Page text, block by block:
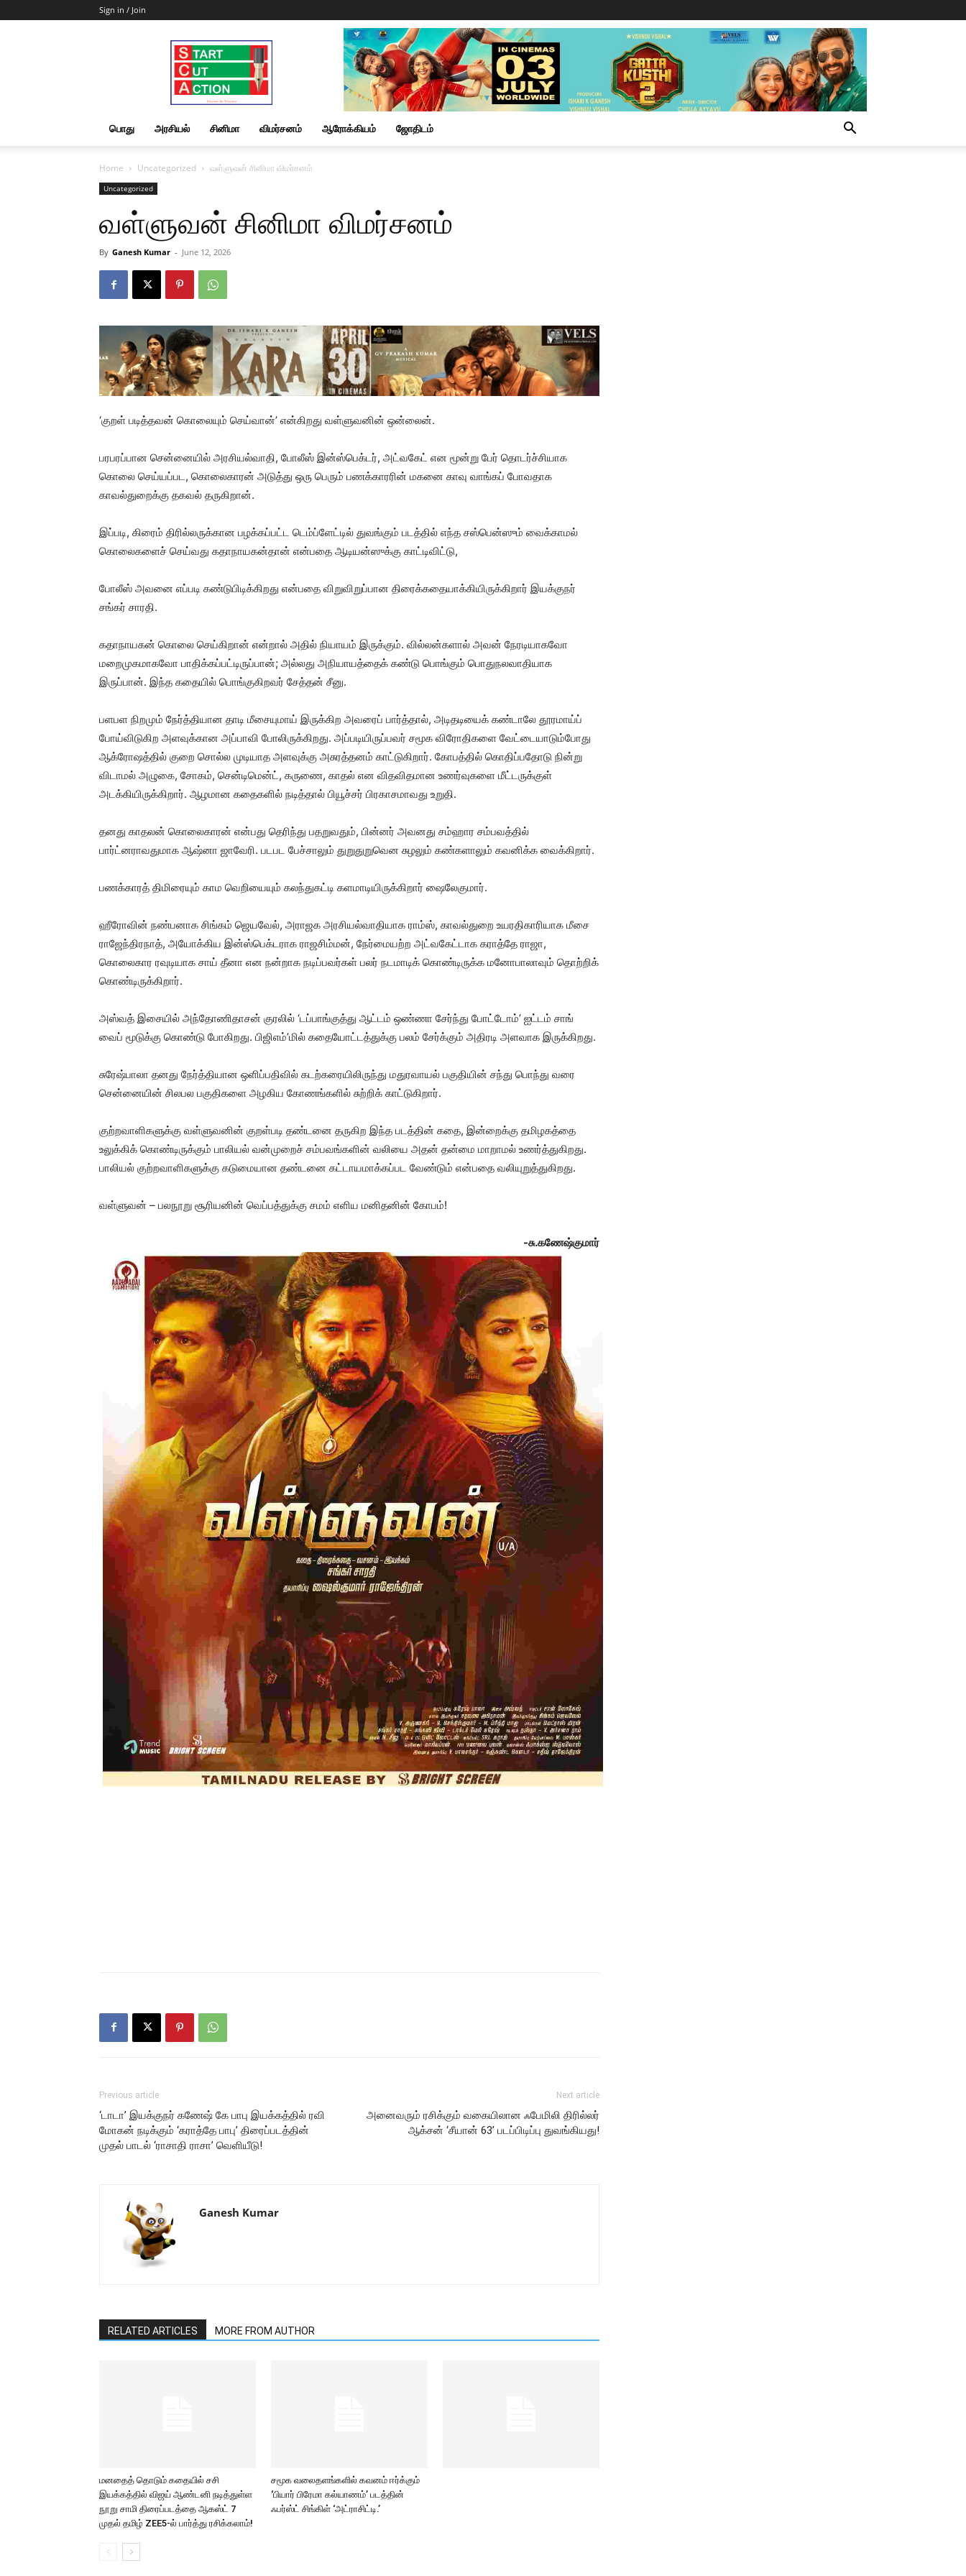
Sign in / Join
Start
Cut
Action
|
News
&
பொது அரசியல் சினிமா விமர்சனம் ஆரோக்கியம் ஜோதிடம்
Home Uncategorized வள்ளுவன் சினிமா விமர்சனம்
Uncategorized
வள்ளுவன் சினிமா விமர்சனம்
By Ganesh Kumar - June 12, 2026
‘குறள் படித்தவன் கொலையும் செய்வான்’ என்கிறது வள்ளுவனின் ஒன்லைன்.
பரபரப்பான சென்னையில் அரசியல்வாதி, போலீஸ் இன்ஸ்பெக்டர், அட்வகேட் என மூன்று பேர் தொடர்ச்சியாக
கொலை செய்யப்பட, கொலைகாரன் அடுத்து ஒரு பெரும் பணக்காரரின் மகனை காவு வாங்கப் போவதாக
காவல்துறைக்கு தகவல் தருகிறான்.
இப்படி, கிரைம் திரில்லருக்கான பழக்கப்பட்ட டெம்ப்ளேட்டில் துவங்கும் படத்தில் எந்த சஸ்பென்ஸும் வைக்காமல்
கொலைகளைச் செய்வது கதாநாயகன்தான் என்பதை ஆடியன்ஸுக்கு காட்டிவிட்டு,
போலீஸ் அவனை எப்படி கண்டுபிடிக்கிறது என்பதை விறுவிறுப்பான திரைக்கதையாக்கியிருக்கிறார் இயக்குநர்
சங்கர் சாரதி.
கதாநாயகன் கொலை செய்கிறான் என்றால் அதில் நியாயம் இருக்கும். வில்லன்களால் அவன் நேரடியாகவோ
மறைமுகமாகவோ பாதிக்கப்பட்டிருப்பான்; அல்லது அநியாயத்தைக் கண்டு பொங்கும் பொதுநலவாதியாக
இருப்பான். இந்த கதையில் பொங்குகிறவர் சேத்தன் சீனு.
பளபள நிறமும் நேர்த்தியான தாடி மீசையுமாய் இருக்கிற அவரைப் பார்த்தால், அடிதடியைக் கண்டாலே தூரமாய்ப்
போய்விடுகிற அளவுக்கான அப்பாவி போலிருக்கிறது. அப்படியிருப்பவர் சமூக விரோதிகளை வேட்டையாடும்போது
ஆக்ரோஷத்தில் குறை சொல்ல முடியாத அளவுக்கு அசுரத்தனம் காட்டுகிறார். கோபத்தில் கொதிப்பதோடு நின்று
விடாமல் அழுகை, சோகம், சென்டிமென்ட், கருணை, காதல் என விதவிதமான உணர்வுகளை மீட்டருக்குள்
அடக்கியிருக்கிறார். ஆழமான கதைகளில் நடித்தால் பியூச்சர் பிரகாசமாவது உறுதி.
தனது காதலன் கொலைகாரன் என்பது தெரிந்து பதறுவதும், பின்னர் அவனது சம்ஹார சம்பவத்தில்
பார்ட்னராவதுமாக ஆஷ்னா ஜாவேரி. படபட பேச்சாலும் துறுதுறுவென சுழலும் கண்களாலும் கவனிக்க வைக்கிறார்.
பணக்காரத் திமிரையும் காம வெறியையும் கலந்துகட்டி களமாடியிருக்கிறார் ஷைலேகுமார்.
ஹீரோவின் நண்பனாக சிங்கம் ஜெயவேல், அராஜக அரசியல்வாதியாக ராம்ஸ், காவல்துறை உயரதிகாரியாக மீசை
ராஜேந்திரநாத், அயோக்கிய இன்ஸ்பெக்டராக ராஜசிம்மன், நேர்மையற்ற அட்வகேட்டாக கராத்தே ராஜா,
கொலைகார ரவுடியாக சாய் தீனா என நன்றாக நடிப்பவர்கள் பலர் நடமாடிக் கொண்டிருக்க மனோபாலாவும் தொற்றிக்
கொண்டிருக்கிறார்.
அஸ்வத் இசையில் அந்தோணிதாசன் குரலில் ‘டப்பாங்குத்து ஆட்டம் ஒண்ணா சேர்ந்து போட்டோம்’ ஐட்டம் சாங்
வைப் மூடுக்கு கொண்டு போகிறது. பிஜிஎம்’மில் கதையோட்டத்துக்கு பலம் சேர்க்கும் அதிரடி அளவாக இருக்கிறது.
சுரேஷ்பாலா தனது நேர்த்தியான ஒளிப்பதிவில் கடற்கரையிலிருந்து மதுரவாயல் பகுதியின் சந்து பொந்து வரை
சென்னையின் சிலபல பகுதிகளை அழகிய கோணங்களில் சுற்றிக் காட்டுகிறார்.
குற்றவாளிகளுக்கு வள்ளுவனின் குறள்படி தண்டனை தருகிற இந்த படத்தின் கதை, இன்றைக்கு தமிழகத்தை
உலுக்கிக் கொண்டிருக்கும் பாலியல் வன்முறைச் சம்பவங்களின் வலியை அதன் தன்மை மாறாமல் உணர்த்துகிறது.
பாலியல் குற்றவாளிகளுக்கு கடுமையான தண்டனை கட்டாயமாக்கப்பட வேண்டும் என்பதை வலியுறுத்துகிறது.
வள்ளுவன் – பலநூறு சூரியனின் வெப்பத்துக்கு சமம் எளிய மனிதனின் கோபம்!
-சு.கணேஷ்குமார்
Previous article
‘டாடா’ இயக்குநர் கணேஷ் கே பாபு இயக்கத்தில் ரவி
மோகன் நடிக்கும் ‘கராத்தே பாபு’ திரைப்படத்தின்
முதல் பாடல் ‘ராசாதி ராசா’ வெளியீடு!
Next article
அனைவரும் ரசிக்கும் வகையிலான ஃபேமிலி திரில்லர்
ஆக்சன் ‘சீயான் 63’ படப்பிடிப்பு துவங்கியது!
Ganesh Kumar
RELATED ARTICLES MORE FROM AUTHOR
மனதைத் தொடும் கதையில் சசி
இயக்கத்தில் விஜய் ஆண்டனி நடித்துள்ள
நூறு சாமி திரைப்படத்தை ஆகஸ்ட் 7
முதல் தமிழ் ZEE5-ல் பார்த்து ரசிக்கலாம்!
சமூக வலைதளங்களில் கவனம் ஈர்க்கும்
‘பியார் பிரேமா கல்யாணம்’ படத்தின்
ஃபர்ஸ்ட் சிங்கிள் ‘அட்ராசிட்டி.’